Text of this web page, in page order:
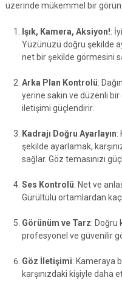
üzerinde mükemmel bir
Işık, Kamera, Aksiyon!:
Yüzünüzü doğru şekilde
net bir şekilde görmesini
Arka Plan Kontrolü:
yerine sakin ve düzenli bir
iletişimi güçlendirir.
Kadrajı Doğru Ayarlayın:
şekilde ayarlamak,
sağlar. Göz temasınızı
Ses Kontrolü: Net ve
Gürültülü ortamlardan
Görünüm ve Tarz: Doğru
profesyonel ve güvenilir
Göz İletişimi: Kameraya
karşınızdaki kişiyle daha